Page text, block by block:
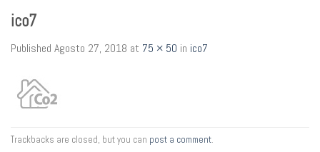
ico7
Published Agosto 27, 2018 at 75 × 50 in ico7
Trackbacks are closed, but you can post a comment.